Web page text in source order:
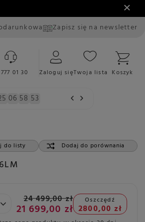
Zapisz się na newsletter
01 30 Zaloguj sięTwoja lista Koszyk
06 58 52
do listy Dodaj do porównania
24 499,00 zł
21 699,00 zł
Oszczędź
2800,00 zł